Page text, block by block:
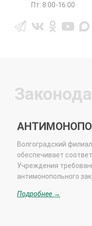
Пт: 8:00-16:00
Волгоградский
обеспечивает
Учреждения
антимонопольного
Подробнее →